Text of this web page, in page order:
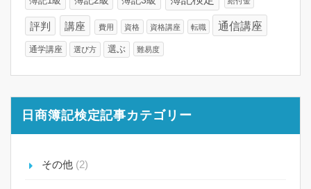
評判 講座 費用 資格 資格講座 転職 通信講座
通学講座 選び方 選ぶ 難易度
日商簿記検定記事カテゴリー
その他 (2)